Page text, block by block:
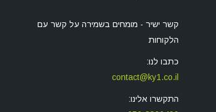
קשר ישיר - מומחים בשמירה על קשר עם
הלקוחות
כתבו לנו:
contact@ky1.co.il
התקשרו אלינו: